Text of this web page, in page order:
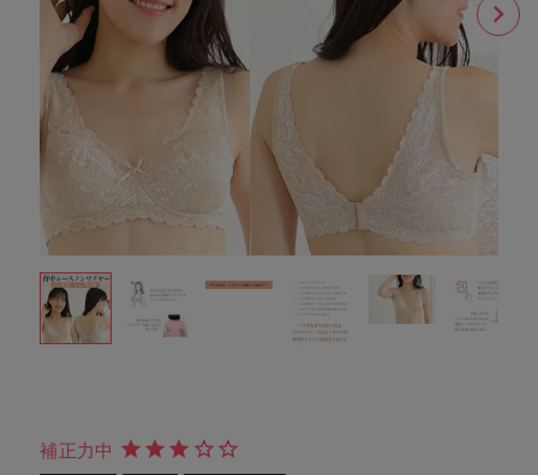
補正力中